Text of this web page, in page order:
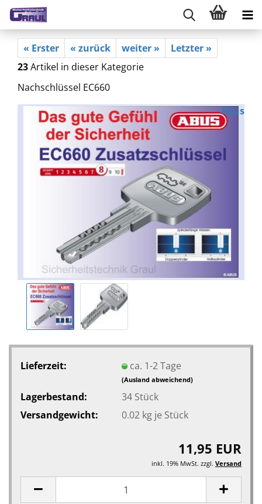
« Erster « zurück weiter »
Letzter »
23Artikel in dieser Kategorie
Nachschlüssel EC660
Abus
Lieferzeit: ca. 1-2 Tage
(Ausland abweichend)
Lagerbestand: 34 Stück
Versandgewicht:
0.02kg je Stück
11,95 EUR
inkl. 19% MwSt. zzgl. Versand